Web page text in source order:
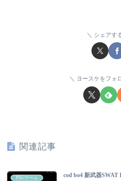
シェアす
ヨースケをフォ
関連記事
PS5/ゲーム cod bo4 新武器